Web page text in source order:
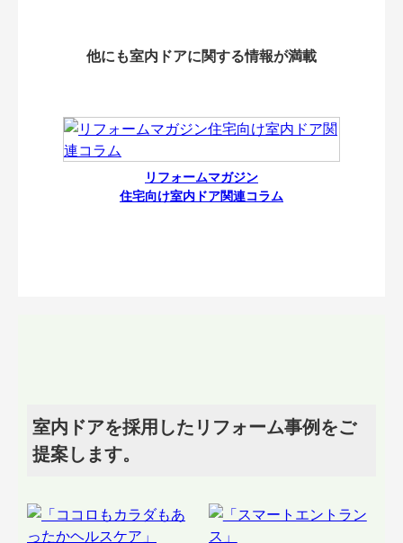
他にも室内ドアに関する情報が満載
リフォームマガジン
住宅向け室内ドア関連コラム
室内ドアを採用したリフォーム事例をご
提案します。